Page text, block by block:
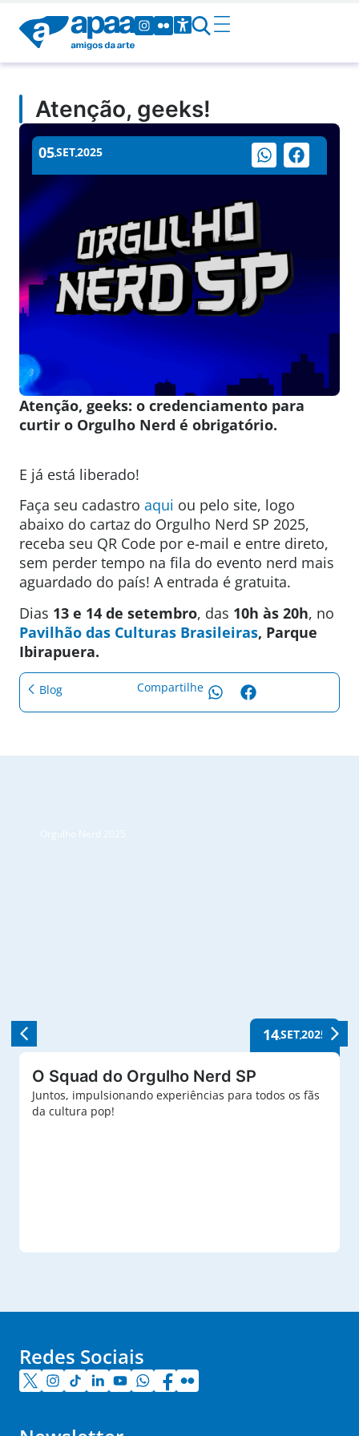
Atenção, geeks!
05SET2025
Atenção, geeks: o credenciamento para
curtir o Orgulho Nerd é obrigatório.
E já está liberado!
Faça seu cadastro aqui ou pelo site, logo
abaixo do cartaz do Orgulho Nerd SP 2025,
receba seu QR Code por e-mail e entre direto,
sem perder tempo na fila do evento nerd mais
aguardado do país! A entrada é gratuita.
Dias 13 e 14 de setembro, das 10h às 20h, no
Pavilhão das Culturas Brasileiras, Parque
Ibirapuera.
Blog Compartilhe
Orgulho Nerd 2025
14SET2025
O Squad do Orgulho Nerd SP
Juntos, impulsionando experiências para todos os fãs
da cultura pop!
Redes Sociais